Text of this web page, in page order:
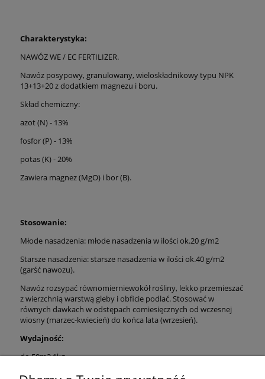
Charakterystyka:
NAWÓZ WE / EC FERTILIZER.
Nawóz posypowy, granulowany, wieloskładnikowy typu NPK
13+13+20 z dodatkiem magnezu i boru.
Skład chemiczny:
azot (N) - 13%
fosfor (P) - 13%
potas (K) - 20%
Zawiera magnez (MgO) i bor (B).
Stosowanie:
Młode nasadzenia: młode nasadzenia w ilości ok.20 g/m2
Starsze nasadzenia: starsze nasadzenia w ilości ok.40 g/m2
(garść nawozu).
Nawóz rozsypać równomierniewokół rośliny, lekko przemieszać
z wierzchnią warstwą gleby i obficie podlać. Stosować w
równych dawkach w odstępach comiesięcznych od wczesnej
wiosny (marzec-kwiecień) do końca lata (wrzesień).
Wydajność:
do 50m2 1kg